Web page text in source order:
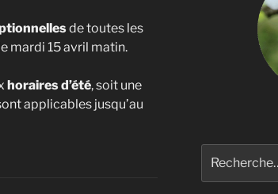
de toutes les
mardi 15 avril matin.
horaires d’été, soit une
applicables jusqu’au
pour
: